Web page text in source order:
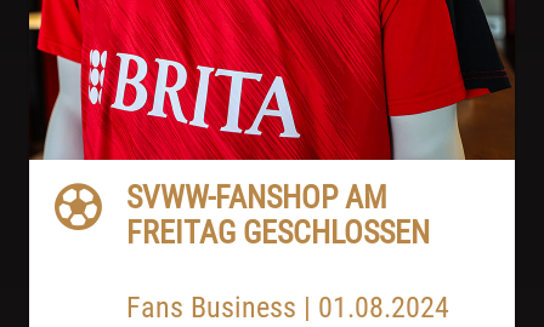
SVWW-FANSHOP AM
FREITAG GESCHLOSSEN
Fans Business | 01.08.2024